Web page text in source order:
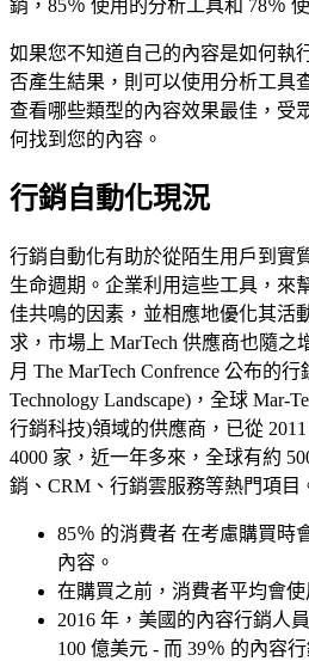
銷，85％ 使用的分析工具和 78％
如果您不知道自己的內容是如何執
否產生結果，則可以使用分析工具
查看哪些類型的內容效果最佳，受
何找到您的內容。
行銷自動化現況
行銷自動化有助於從陌生用戶到實
生命週期。企業利用這些工具，來
佳共鳴的因素，並相應地優化其活
求，市場上 MarTech 供應商也隨之
月 The MarTech Confrence 公布的
Technology Landscape)，全球 Mar-
行銷科技)領域的供應商，已從
4000 家，近一年多來，全球有約
銷、CRM、行銷雲服務等熱門項目
85％ 的消費者 在考慮購買時
內容。
在購買之前，消費者平均會使
2016 年，美國的內容行銷人
100 億美元 - 而 39％ 的內容